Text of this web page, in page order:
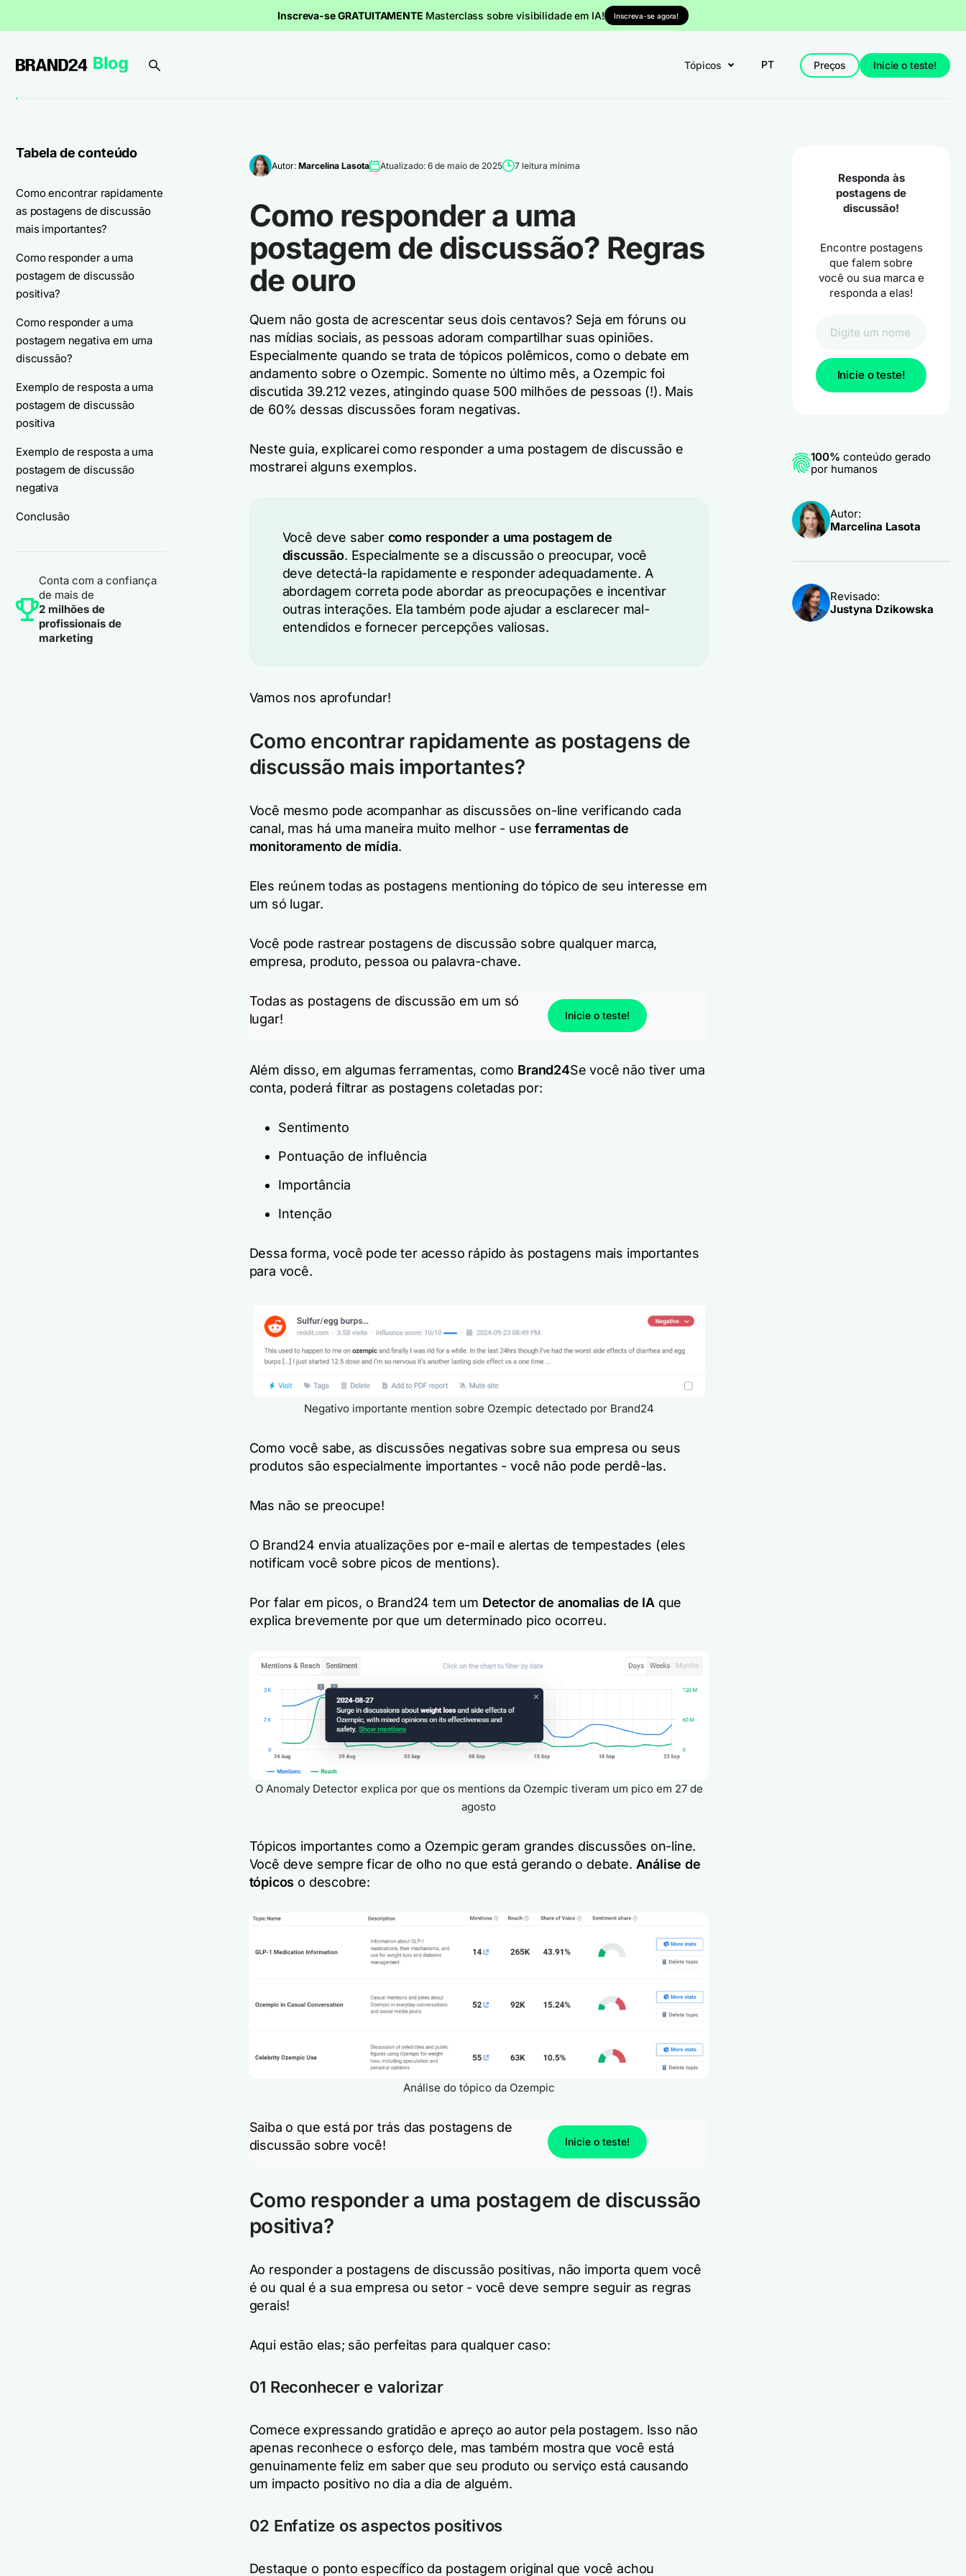
Inscreva-se GRATUITAMENTE Masterclass sobre visibilidade em IA! Inscreva-se agora!
Tópicos PT Preços Inicie o teste!
Tabela de conteúdo
Como encontrar rapidamente
as postagens de discussão
mais importantes?
Como responder a uma
postagem de discussão
positiva?
Como responder a uma
postagem negativa em uma
discussão?
Exemplo de resposta a uma
postagem de discussão
positiva
Exemplo de resposta a uma
postagem de discussão
negativa
Conclusão
Conta com a confiança
de mais de
2 milhões de
profissionais de
marketing
Autor: Marcelina Lasota Atualizado: 6 de maio de 2025 7 leitura mínima
Como responder a uma
postagem de discussão? Regras
de ouro
Quem não gosta de acrescentar seus dois centavos? Seja em fóruns ou
nas mídias sociais, as pessoas adoram compartilhar suas opiniões.
Especialmente quando se trata de tópicos polêmicos, como o debate em
andamento sobre o Ozempic. Somente no último mês, a Ozempic foi
discutida 39.212 vezes, atingindo quase 500 milhões de pessoas (!). Mais
de 60% dessas discussões foram negativas.
Neste guia, explicarei como responder a uma postagem de discussão e
mostrarei alguns exemplos.
Você deve saber como responder a uma postagem de
discussão. Especialmente se a discussão o preocupar, você
deve detectá-la rapidamente e responder adequadamente. A
abordagem correta pode abordar as preocupações e incentivar
outras interações. Ela também pode ajudar a esclarecer mal-
entendidos e fornecer percepções valiosas.
Vamos nos aprofundar!
Como encontrar rapidamente as postagens de
discussão mais importantes?
Você mesmo pode acompanhar as discussões on-line verificando cada
canal, mas há uma maneira muito melhor - useferramentas de
monitoramento de mídia.
Eles reúnem todas as postagens mentioning do tópico de seu interesse em
um só lugar.
Você pode rastrear postagens de discussão sobre qualquer marca,
empresa, produto, pessoa ou palavra-chave.
Todas as postagens de discussão em um só
lugar!
Inicie o teste!
Além disso, em algumas ferramentas, como Brand24Se você não tiver uma
conta, poderá filtrar as postagens coletadas por:
Sentimento
Pontuação de influência
Importância
Intenção
Dessa forma, você pode ter acesso rápido às postagens mais importantes
para você.
Negativo importante mention sobre Ozempic detectado por Brand24
Como você sabe, as discussões negativas sobre sua empresa ou seus
produtos são especialmente importantes - você não pode perdê-las.
Mas não se preocupe!
O Brand24 envia atualizações por e-mail e alertas de tempestades (eles
notificam você sobre picos de mentions).
Por falar em picos, o Brand24 tem um Detector de anomalias de IAque
explica brevemente por que um determinado pico ocorreu.
O Anomaly Detector explica por que os mentions da Ozempic tiveram um pico em 27 de
agosto
Tópicos importantes como a Ozempic geram grandes discussões on-line.
Você deve sempre ficar de olho no que está gerando o debate. Análise de
tópicos o descobre:
Análise do tópico da Ozempic
Saiba o que está por trás das postagens de
discussão sobre você!
Inicie o teste!
Como responder a uma postagem de discussão
positiva?
Ao responder a postagens de discussão positivas, não importa quem você
é ou qual é a sua empresa ou setor - você deve sempre seguir as regras
gerais!
Aqui estão elas; são perfeitas para qualquer caso:
01 Reconhecer e valorizar
Comece expressando gratidão e apreço ao autor pela postagem. Isso não
apenas reconhece o esforço dele, mas também mostra que você está
genuinamente feliz em saber que seu produto ou serviço está causando
um impacto positivo no dia a dia de alguém.
02 Enfatize os aspectos positivos
Destaque o ponto específico da postagem original que você achou
Responda às
postagens de
discussão!
Encontre postagens
que falem sobre
você ou sua marca e
responda a elas!
Inicie o teste!
100% conteúdo gerado
por humanos
Autor:
Marcelina Lasota
Revisado:
Justyna Dzikowska